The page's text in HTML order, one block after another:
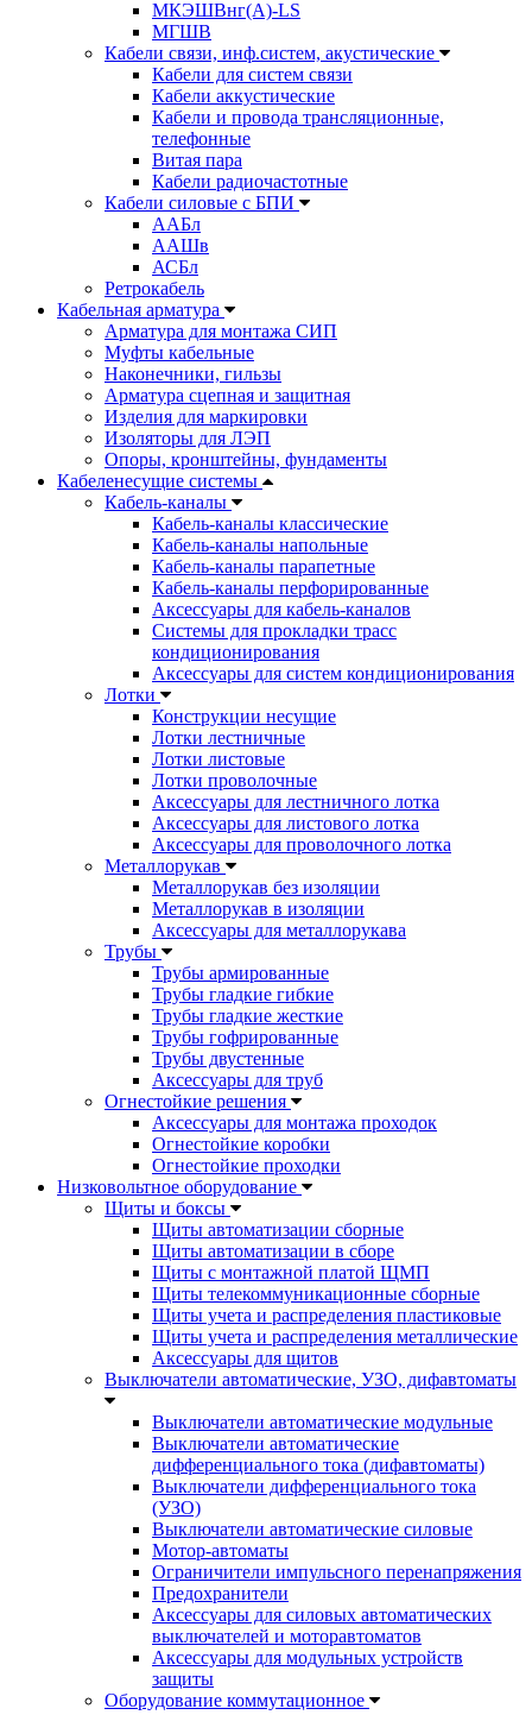
МКЭШВнг(А)-LS
МГШВ
Кабели связи, инф.систем, акустические
Кабели для систем связи
Кабели аккустические
Кабели и провода трансляционные,
телефонные
Витая пара
Кабели радиочастотные
Кабели силовые с БПИ
ААБл
ААШв
АСБл
Ретрокабель
Кабельная арматура
Арматура для монтажа СИП
Муфты кабельные
Наконечники, гильзы
Арматура сцепная и защитная
Изделия для маркировки
Изоляторы для ЛЭП
Опоры, кронштейны, фундаменты
Кабеленесущие системы
Кабель-каналы
Кабель-каналы классические
Кабель-каналы напольные
Кабель-каналы парапетные
Кабель-каналы перфорированные
Аксессуары для кабель-каналов
Системы для прокладки трасс
кондиционирования
Аксессуары для систем кондиционирования
Лотки
Конструкции несущие
Лотки лестничные
Лотки листовые
Лотки проволочные
Аксессуары для лестничного лотка
Аксессуары для листового лотка
Аксессуары для проволочного лотка
Металлорукав
Металлорукав без изоляции
Металлорукав в изоляции
Аксессуары для металлорукава
Трубы
Трубы армированные
Трубы гладкие гибкие
Трубы гладкие жесткие
Трубы гофрированные
Трубы двустенные
Аксессуары для труб
Огнестойкие решения
Аксессуары для монтажа проходок
Огнестойкие коробки
Огнестойкие проходки
Низковольтное оборудование
Щиты и боксы
Щиты автоматизации сборные
Щиты автоматизации в сборе
Щиты с монтажной платой ЩМП
Щиты телекоммуникационные сборные
Щиты учета и распределения пластиковые
Щиты учета и распределения металлические
Аксессуары для щитов
Выключатели автоматические, УЗО, дифавтоматы
Выключатели автоматические модульные
Выключатели автоматические
дифференциального тока (дифавтоматы)
Выключатели дифференциального тока
(УЗО)
Выключатели автоматические силовые
Мотор-автоматы
Ограничители импульсного перенапряжения
Предохранители
Аксессуары для силовых автоматических
выключателей и моторавтоматов
Аксессуары для модульных устройств
защиты
Оборудование коммутационное